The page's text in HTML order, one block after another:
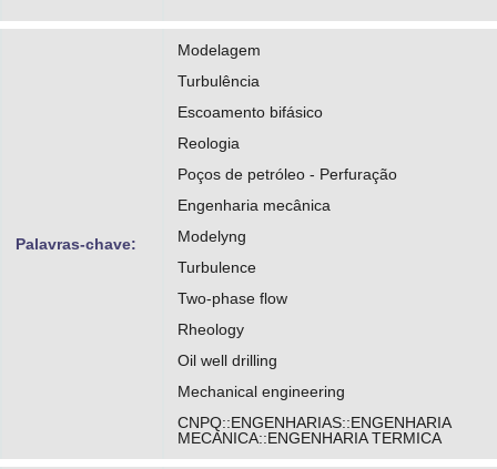
Palavras-chave:
Modelagem
Turbulência
Escoamento bifásico
Reologia
Poços de petróleo - Perfuração
Engenharia mecânica
Modelyng
Turbulence
Two-phase flow
Rheology
Oil well drilling
Mechanical engineering
CNPQ::ENGENHARIAS::ENGENHARIA
MECANICA::ENGENHARIA TERMICA